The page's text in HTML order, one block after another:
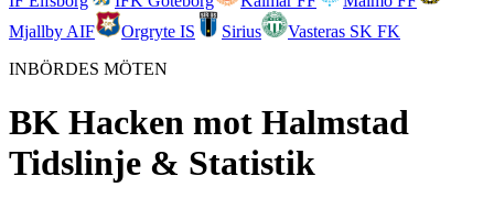
Mjallby AIF
Orgryte IS Sirius
Vasteras SK FK
INBÖRDES MÖTEN
BK Hacken mot Halmstad
Tidslinje & Statistik